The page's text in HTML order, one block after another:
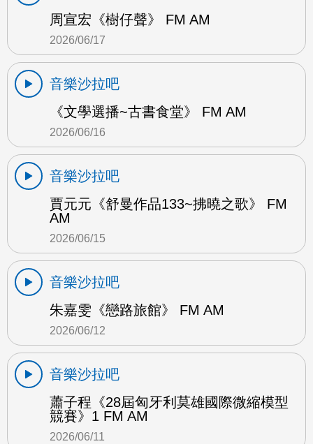
周宣宏《樹仔聲》 FM AM
2026/06/17
音樂沙拉吧
《文學選播~古書食堂》 FM AM
2026/06/16
音樂沙拉吧
賈元元《舒曼作品133~拂曉之歌》 FM
AM
2026/06/15
音樂沙拉吧
朱嘉雯《戀路旅館》 FM AM
2026/06/12
音樂沙拉吧
蕭子程《28屆匈牙利莫雄國際微縮模型
競賽》1 FM AM
2026/06/11